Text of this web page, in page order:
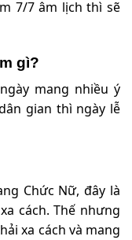
7/7 âm lịch thì sẽ
gì?
mang nhiều ý
gian thì ngày lễ
Chức Nữ, đây là
cách. Thế nhưng
xa cách và mang